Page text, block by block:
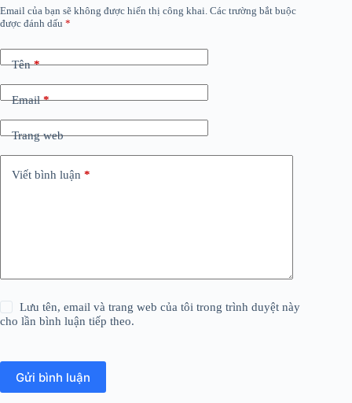
Email của bạn sẽ không được hiển thị công khai. Các trường bắt buộc
được đánh dấu *
Tên*
Email*
Trang web
Viết bình luận *
Lưu tên, email và trang web của tôi trong trình duyệt này
cho lần bình luận tiếp theo.
Gửi bình luận